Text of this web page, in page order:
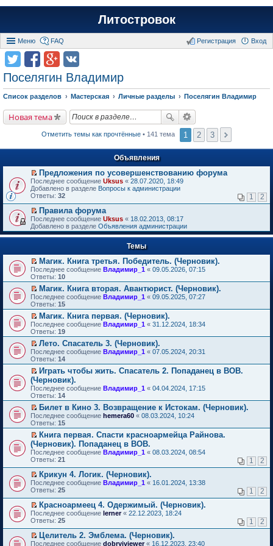
Литостровок
Меню FAQ Вход
Регистрация
Поселягин Владимир
Список разделов Мастерская Личные разделы Поселягин Владимир
Новая тема
Отметить темы как прочтённые • 141 тема 1 2 3
Объявления
П
е
р
й
т
и
к
п
в
о
м
у
н
е
п
р
о
ч
и
т
а
н
н
о
м
у
с
о
о
б
щ
е
н
и
ю
Предложения по усовершенствованию форума
Последнее сообщение Uksus « 28.07.2020, 18:49
Добавлено в разделе Вопросы к администрации
Ответы: 32 1 2
П
е
р
е
т
и
к
п
е
р
в
о
м
у
н
е
п
р
о
ч
и
т
а
н
н
о
м
у
с
о
о
б
щ
н
и
ю
Правила форума
Последнее сообщение Uksus « 18.02.2013, 08:17
Добавлено в разделе Объявления администрации
Темы
П
е
р
е
й
т
и
к
п
е
р
в
о
м
у
н
е
п
р
о
ч
и
т
а
н
н
о
у
с
о
о
б
щ
е
н
и
ю
Магик. Книга третья. Победитель. (Черновик).
Последнее сообщение Владимир_1 « 09.05.2026, 07:15
Ответы: 10
П
е
р
е
й
т
и
к
п
е
р
в
о
м
у
н
е
п
р
о
ч
и
т
а
н
н
о
м
у
с
о
о
б
щ
е
Магик. Книга вторая. Авантюрист. (Черновик).
Последнее сообщение Владимир_1 « 09.05.2025, 07:27
Ответы: 15
П
е
р
е
й
т
и
к
п
е
р
в
о
м
у
н
е
п
р
о
ч
и
т
а
н
н
о
м
у
с
о
Магик. Книга первая. (Черновик).
Последнее сообщение Владимир_1 « 31.12.2024, 18:34
Ответы: 19
П
е
р
е
й
т
и
к
п
е
р
в
о
м
у
н
е
п
р
о
и
т
а
н
н
о
Лето. Спасатель 3. (Черновик).
Последнее сообщение Владимир_1 « 07.05.2024, 20:31
Ответы: 14
П
е
р
е
й
т
и
к
п
е
р
в
м
у
н
е
п
р
о
ч
и
т
Играть чтобы жить. Спасатель 2. Попаданец в ВОВ.
(Черновик).
Последнее сообщение Владимир_1 « 04.04.2024, 17:15
Ответы: 14
П
е
р
е
й
т
и
п
е
р
в
о
м
у
н
е
п
Билет в Кино 3. Возвращение к Истокам. (Черновик).
Последнее сообщение hemera60 « 08.03.2024, 10:24
Ответы: 15
П
е
р
е
й
т
и
к
п
е
р
в
о
м
у
Книга первая. Спасти красноармейца Райнова.
(Черновик). Попаданец в ВОВ.
Последнее сообщение Владимир_1 « 08.03.2024, 08:54
Ответы: 21 1 2
П
е
е
й
т
и
к
п
Крикун 4. Логик. (Черновик).
Последнее сообщение Владимир_1 « 16.01.2024, 13:38
Ответы: 25 1 2
П
е
е
й
Красноармеец 4. Одержимый. (Черновик).
Последнее сообщение lerner« 22.12.2023, 18:24
Ответы: 25 1 2
П
Целитель 2. Эмблема. (Черновик).
Последнее сообщение dobryiviewer« 16.12.2023, 23:40